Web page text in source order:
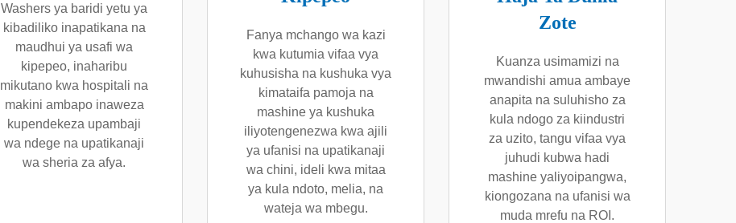
Washers ya baridi yetu ya
kibadiliko inapatikana na
maudhui ya usafi wa
kipepeo, inaharibu
mikutano kwa hospitali na
makini ambapo inaweza
kupendekeza upambaji
wa ndege na upatikanaji
wa sheria za afya.
Fanya mchango wa kazi
kwa kutumia vifaa vya
kuhusisha na kushuka vya
kimataifa pamoja na
mashine ya kushuka
iliyotengenezwa kwa ajili
ya ufanisi na upatikanaji
wa chini, ideli kwa mitaa
ya kula ndoto, melia, na
wateja wa mbegu.
Zote
Kuanza usimamizi na
mwandishi amua ambaye
anapita na suluhisho za
kula ndogo za kiindustri
za uzito, tangu vifaa vya
juhudi kubwa hadi
mashine yaliyoipangwa,
kiongozana na ufanisi wa
muda mrefu na ROI.